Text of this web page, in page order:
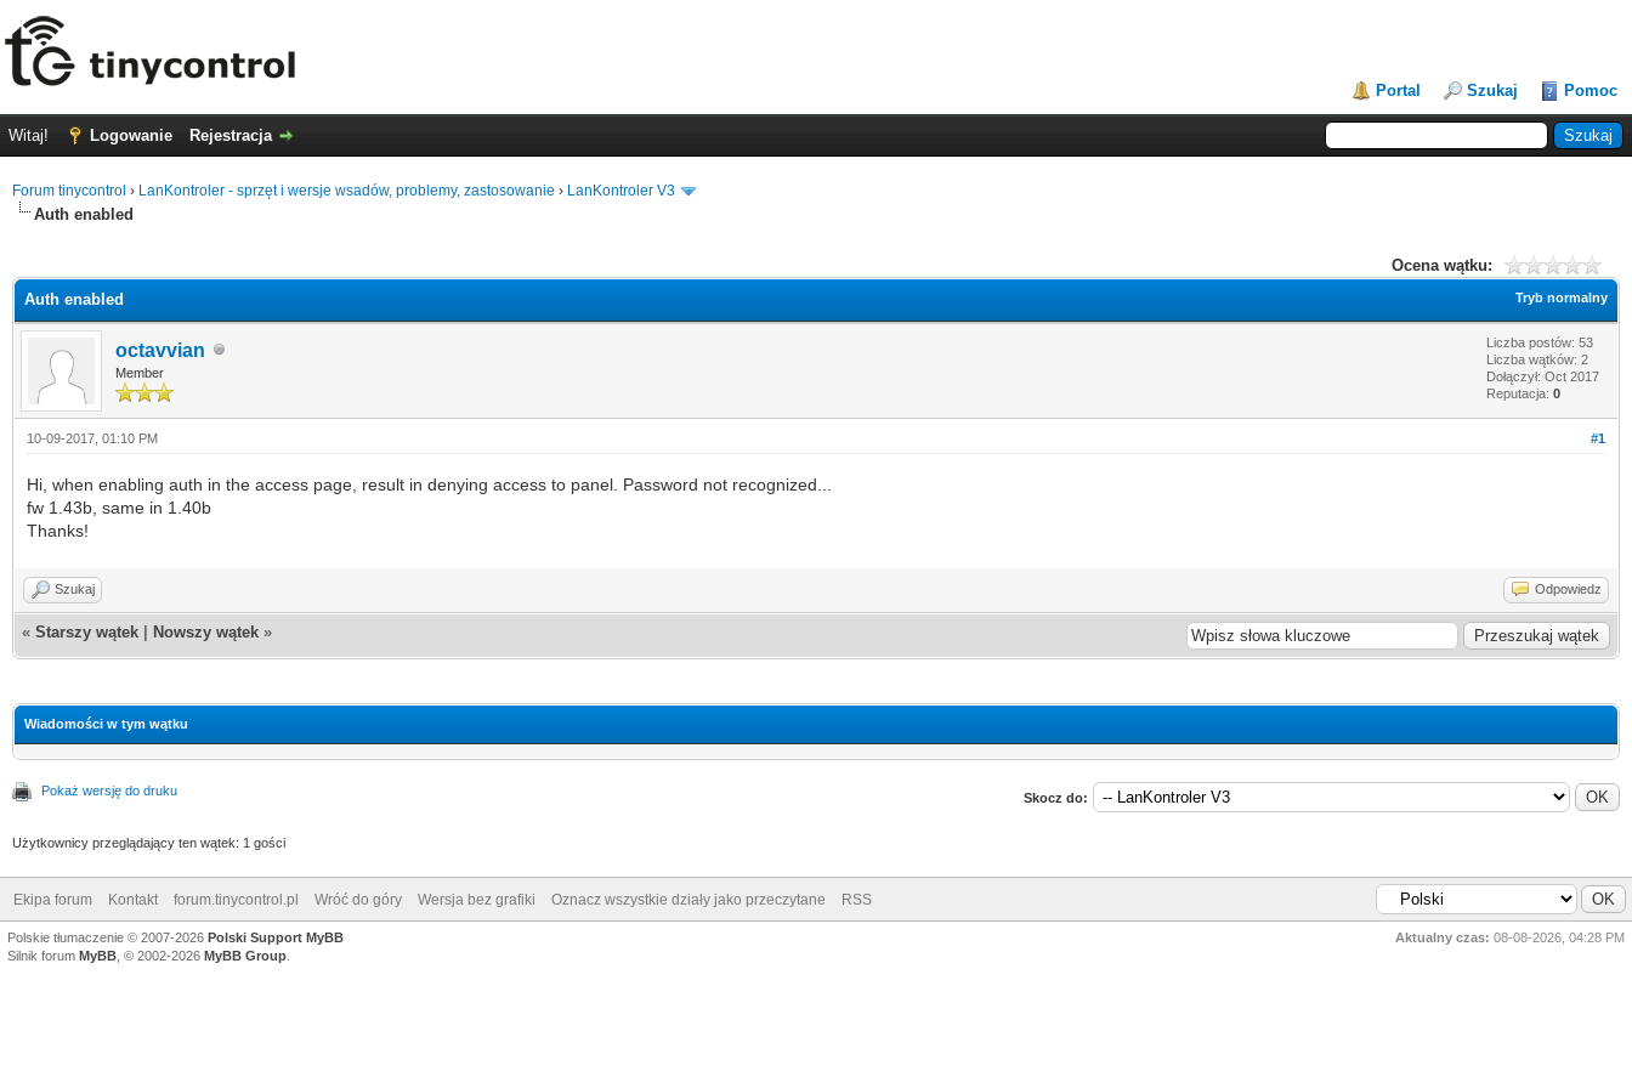
Portal Szukaj Pomoc
Witaj! Logowanie Rejestracja
Forum tinycontrol › LanKontroler - sprzęt i wersje wsadów, problemy, zastosowanie › LanKontroler V3
Auth enabled
Ocena wątku:
Tryb normalny
Auth enabled
octavvian
Member
Liczba postów: 53
Liczba wątków: 2
Dołączył: Oct 2017
Reputacja: 0
#1
10-09-2017, 01:10 PM
Hi, when enabling auth in the access page, result in denying access to panel. Password not recognized...
fw 1.43b, same in 1.40b
Thanks!
Szukaj Odpowiedz
« Starszy wątek Nowszy wątek »
Wiadomości w tym wątku
Pokaż wersję do druku Skocz do:
Użytkownicy przeglądający ten wątek: 1 gości
Ekipa forum Kontakt forum.tinycontrol.pl Wróć do góry Wersja bez grafiki Oznacz wszystkie działy jako przeczytane RSS
Aktualny czas: 08-08-2026, 04:28 PM
Polskie tłumaczenie © 2007-2026 Polski Support MyBB
Silnik forum MyBB , © 2002-2026 MyBB Group